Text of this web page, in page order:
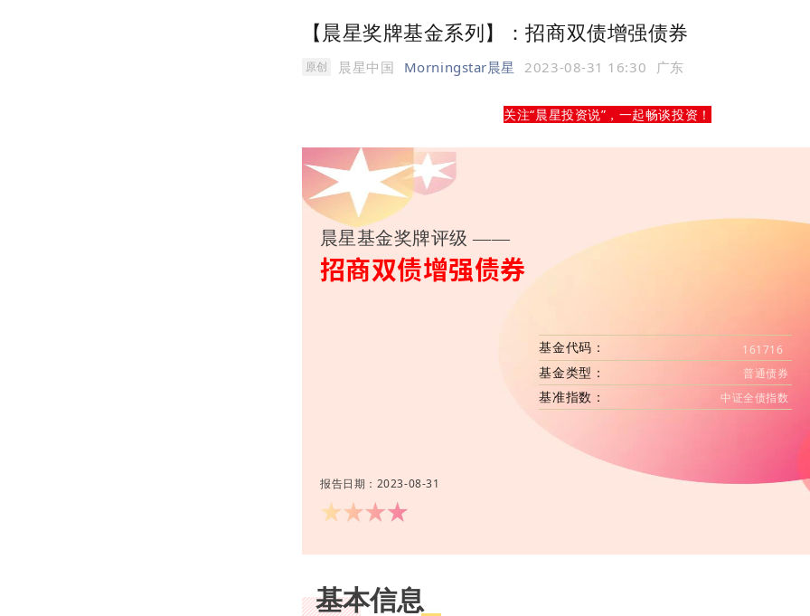
【晨星奖牌基金系列】：招商双债增强债券
原创 晨星中国 Morningstar晨星 2023-08-31 16:30 广东
关注“晨星投资说”，一起畅谈投资！
晨星基金奖牌评级 ——
招商双债增强债券
基金代码： 161716
基金类型： 普通债券
基准指数： 中证全债指数
报告日期：2023-08-31
基本信息